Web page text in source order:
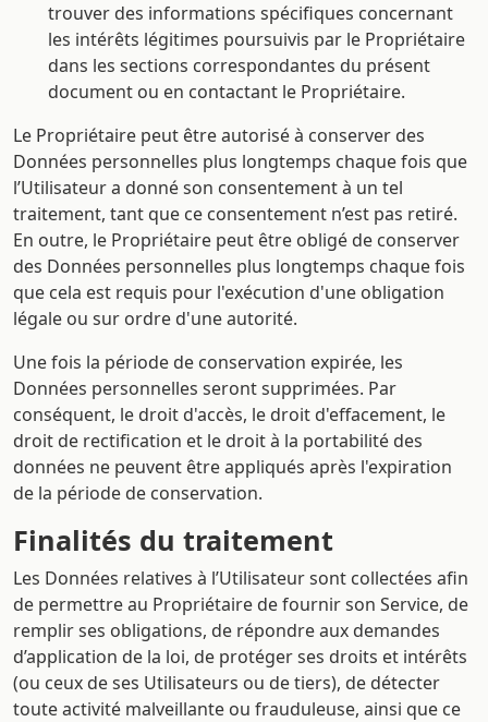
trouver des informations spécifiques concernant
les intérêts légitimes poursuivis par le Propriétaire
dans les sections correspondantes du présent
document ou en contactant le Propriétaire.
Le Propriétaire peut être autorisé à conserver des
Données personnelles plus longtemps chaque fois que
l’Utilisateur a donné son consentement à un tel
traitement, tant que ce consentement n’est pas retiré.
En outre, le Propriétaire peut être obligé de conserver
des Données personnelles plus longtemps chaque fois
que cela est requis pour l'exécution d'une obligation
légale ou sur ordre d'une autorité.
Une fois la période de conservation expirée, les
Données personnelles seront supprimées. Par
conséquent, le droit d'accès, le droit d'effacement, le
droit de rectification et le droit à la portabilité des
données ne peuvent être appliqués après l'expiration
de la période de conservation.
Finalités du traitement
Les Données relatives à l’Utilisateur sont collectées afin
de permettre au Propriétaire de fournir son Service, de
remplir ses obligations, de répondre aux demandes
d’application de la loi, de protéger ses droits et intérêts
(ou ceux de ses Utilisateurs ou de tiers), de détecter
toute activité malveillante ou frauduleuse, ainsi que ce